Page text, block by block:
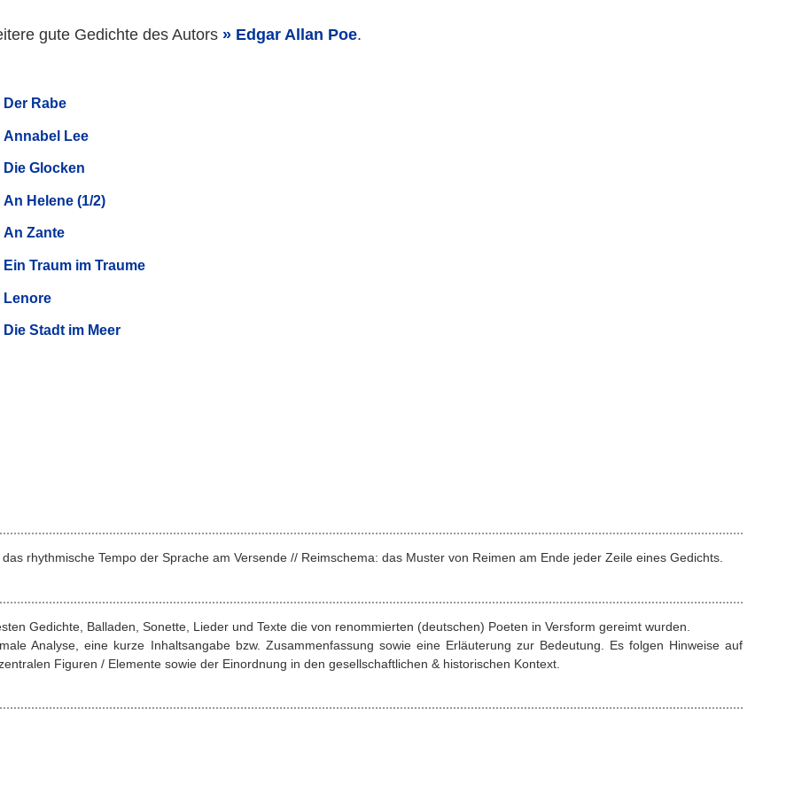
gute Gedichte des Autors Edgar Allan Poe.
Der Rabe
Annabel Lee
Die Glocken
An Helene (1/2)
An Zante
Ein Traum im Traume
Lenore
Die Stadt im Meer
rhythmische Tempo der Sprache am Versende // Reimschema: das Muster von Reimen am Ende jeder Zeile eines Gedichts.
Gedichte, Balladen, Sonette, Lieder und Texte die von renommierten (deutschen) Poeten in Versform gereimt wurden.
Analyse, eine kurze Inhaltsangabe bzw. Zusammenfassung sowie eine Erläuterung zur Bedeutung. Es folgen Hinweise auf
Figuren / Elemente sowie der Einordnung in den gesellschaftlichen & historischen Kontext.